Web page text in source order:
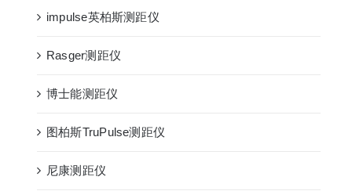
impulse英柏斯测距仪
Rasger测距仪
博士能测距仪
图柏斯TruPulse测距仪
尼康测距仪